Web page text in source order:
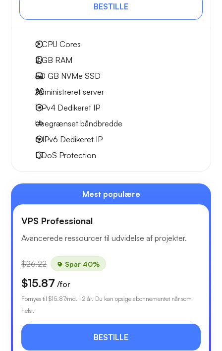
BESTILLE
2CPU Cores
2 GB RAM
50 GB NVMe SSD
Administreret server
1 IPv4 Dedikeret IP
Ubegrænset båndbredde
6 IPv6 Dedikeret IP
DDoS Protection
Mest populære
VPS Professional
Avancerede ressourcer til udvidelse af projekter.
$26.22 Spar 40%
$15.87 /for
Fornyes til $15.87/md. i 2 år. Du kan opsige abonnementet når som
helst.
BESTILLE